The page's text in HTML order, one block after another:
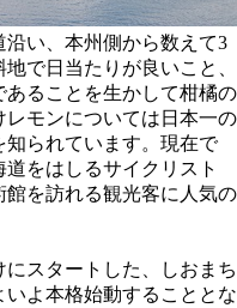
い、本州側から数えて3
で日当たりが良いこと、
ることを生かして柑橘の
モンについては日本一の
知られています。現在で
をはしるサイクリスト
を訪れる観光客に人気の
スタートした、しおまち
よ本格始動することとな